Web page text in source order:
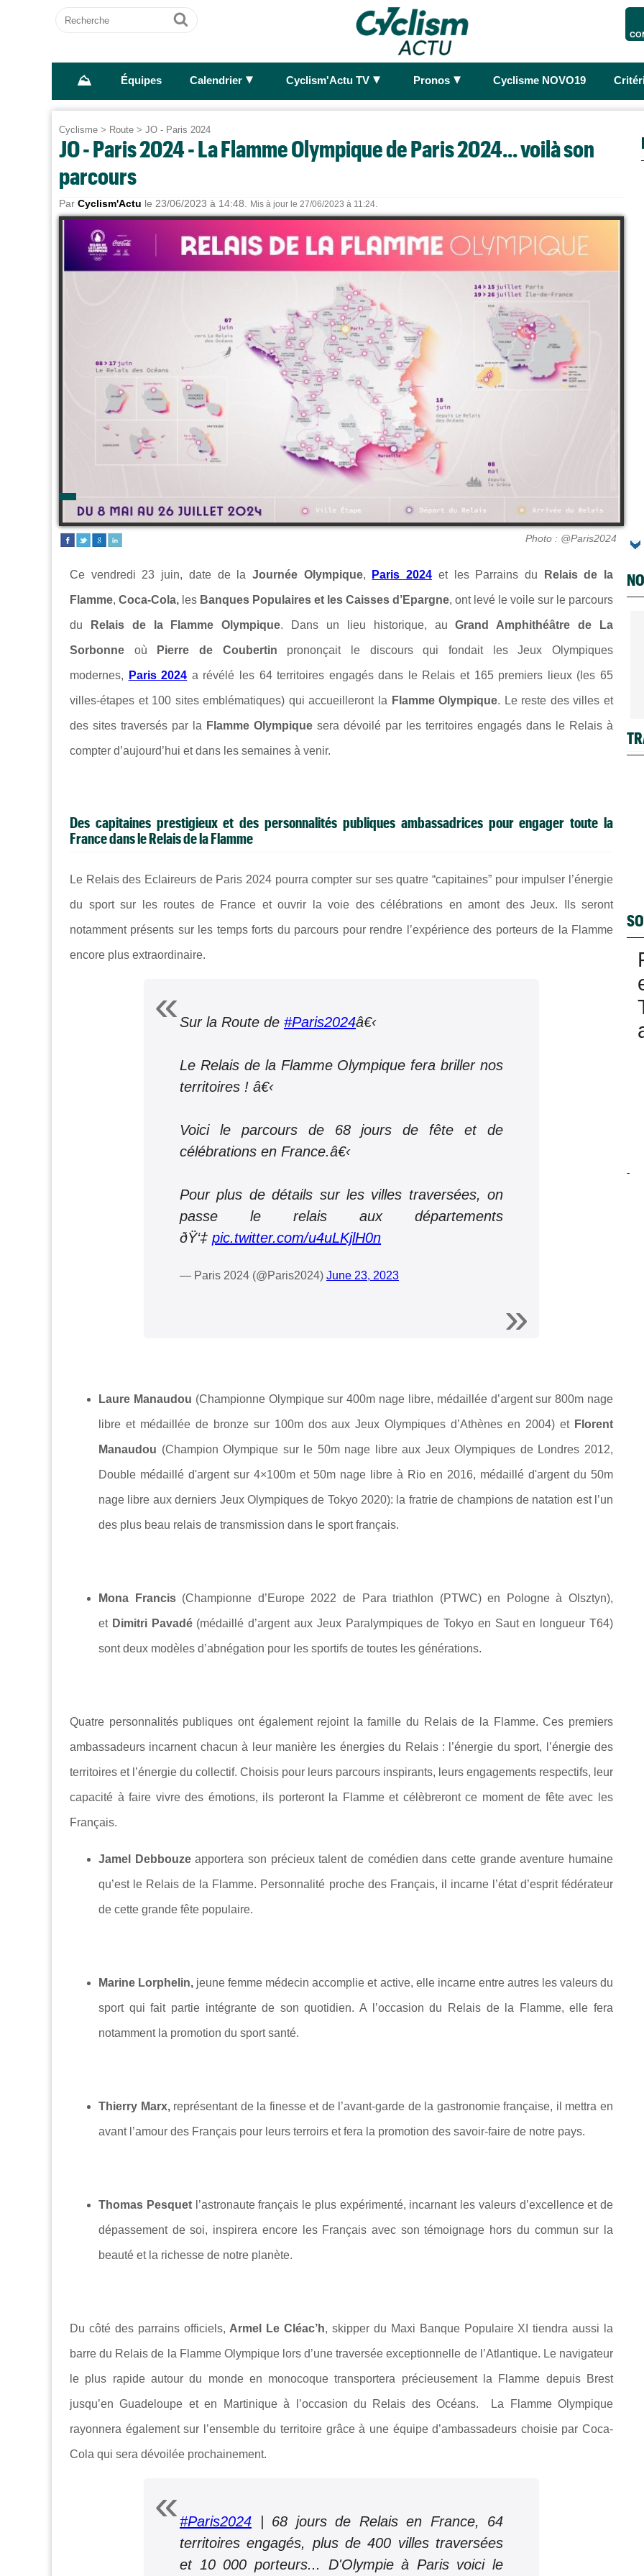
Recherche
Ok
⛰ Équipes Calendrier ► Cyclism'Actu TV ► Pronos ► Cyclisme NOVO19
Cyclisme > Route > JO - Paris 2024
JO - Paris 2024 - La Flamme Olympique de Paris 2024... voilà son
parcours
Par Cyclism'Actu le 23/06/2023 à 14:48. Mis à jour le 27/06/2023 à 11:24.
Photo : @Paris2024
Ce vendredi 23 juin, date de la Journée Olympique, Paris 2024 et les Parrains du Relais de la
Flamme, Coca-Cola, les Banques Populaires et les Caisses d’Epargne, ont levé le voile sur le parcours
du Relais de la Flamme Olympique. Dans un lieu historique, au Grand Amphithéâtre de La
Sorbonne où Pierre de Coubertin prononçait le discours qui fondait les Jeux Olympiques
modernes, Paris 2024 a révélé les 64 territoires engagés dans le Relais et 165 premiers lieux (les 65
villes-étapes et 100 sites emblématiques) qui accueilleront la Flamme Olympique. Le reste des villes et
des sites traversés par la Flamme Olympique sera dévoilé par les territoires engagés dans le Relais à
compter d’aujourd’hui et dans les semaines à venir.
Des capitaines prestigieux et des personnalités publiques ambassadrices pour engager toute la
France dans le Relais de la Flamme
Le Relais des Eclaireurs de Paris 2024 pourra compter sur ses quatre “capitaines” pour impulser l’énergie
du sport sur les routes de France et ouvrir la voie des célébrations en amont des Jeux. Ils seront
notamment présents sur les temps forts du parcours pour rendre l’expérience des porteurs de la Flamme
encore plus extraordinaire.
Sur la Route de #Paris2024â€‹
Le Relais de la Flamme Olympique fera briller nos
territoires ! â€‹
Voici le parcours de 68 jours de fête et de
célébrations en France.â€‹
Pour plus de détails sur les villes traversées, on
passe le relais aux départements
ðŸ‘‡ pic.twitter.com/u4uLKjlH0n
— Paris 2024 (@Paris2024) June 23, 2023
Laure Manaudou (Championne Olympique sur 400m nage libre, médaillée d’argent sur 800m nage
libre et médaillée de bronze sur 100m dos aux Jeux Olympiques d’Athènes en 2004) et Florent
Manaudou (Champion Olympique sur le 50m nage libre aux Jeux Olympiques de Londres 2012,
Double médaillé d'argent sur 4×100m et 50m nage libre à Rio en 2016, médaillé d'argent du 50m
nage libre aux derniers Jeux Olympiques de Tokyo 2020): la fratrie de champions de natation est l’un
des plus beau relais de transmission dans le sport français.
Mona Francis(Championne d’Europe 2022 de Para triathlon (PTWC) en Pologne à Olsztyn),
et Dimitri Pavadé(médaillé d’argent aux Jeux Paralympiques de Tokyo en Saut en longueur T64)
sont deux modèles d’abnégation pour les sportifs de toutes les générations.
Quatre personnalités publiques ont également rejoint la famille du Relais de la Flamme. Ces premiers
ambassadeurs incarnent chacun à leur manière les énergies du Relais : l’énergie du sport, l’énergie des
territoires et l’énergie du collectif. Choisis pour leurs parcours inspirants, leurs engagements respectifs, leur
capacité à faire vivre des émotions, ils porteront la Flamme et célèbreront ce moment de fête avec les
Français.
Jamel Debbouzeapportera son précieux talent de comédien dans cette grande aventure humaine
qu’est le Relais de la Flamme. Personnalité proche des Français, il incarne l’état d’esprit fédérateur
de cette grande fête populaire.
Marine Lorphelin, jeune femme médecin accomplie et active, elle incarne entre autres les valeurs du
sport qui fait partie intégrante de son quotidien. A l’occasion du Relais de la Flamme, elle fera
notamment la promotion du sport santé.
Thierry Marx,représentant de la finesse et de l’avant-garde de la gastronomie française, il mettra en
avant l’amour des Français pour leurs terroirs et fera la promotion des savoir-faire de notre pays.
Thomas Pesquet l’astronaute français le plus expérimenté, incarnant les valeurs d’excellence et de
dépassement de soi, inspirera encore les Français avec son témoignage hors du commun sur la
beauté et la richesse de notre planète.
Du côté des parrains officiels, Armel Le Cléac’h, skipper du Maxi Banque Populaire XI tiendra aussi la
barre du Relais de la Flamme Olympique lors d’une traversée exceptionnelle de l’Atlantique. Le navigateur
le plus rapide autour du monde en monocoque transportera précieusement la Flamme depuis Brest
jusqu’en Guadeloupe et en Martinique à l’occasion du Relais des Océans. La Flamme Olympique
rayonnera également sur l’ensemble du territoire grâce à une équipe d’ambassadeurs choisie par Coca-
Cola qui sera dévoilée prochainement.
#Paris2024 | 68 jours de Relais en France, 64
territoires engagés, plus de 400 villes traversées
et 10 000 porteurs... D'Olympie à Paris voici le
-